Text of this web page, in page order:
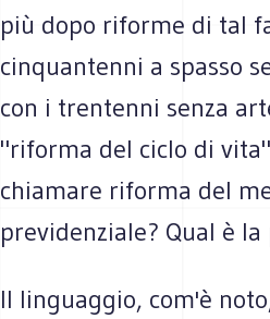
più dopo riforme di tal
cinquantenni a spasso
con i trentenni senza
"riforma del ciclo di
chiamare riforma del
previdenziale? Qual è
Il linguaggio, com'è